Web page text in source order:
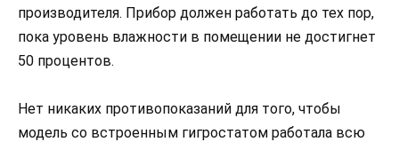
производителя. Прибор должен работать до тех пор,
пока уровень влажности в помещении не достигнет
50 процентов.
Нет никаких противопоказаний для того, чтобы
модель со встроенным гигростатом работала всю